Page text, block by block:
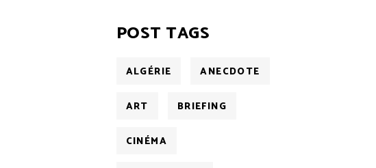
POST TAGS
ALGÉRIE ANECDOTE
ART BRIEFING
CINÉMA